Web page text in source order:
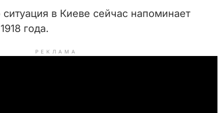
ситуация в Киеве сейчас напоминает
года.
РЕКЛАМА